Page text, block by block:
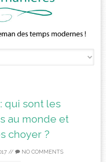
qui sont les
au monde et
choyer ?
// NO COMMENTS